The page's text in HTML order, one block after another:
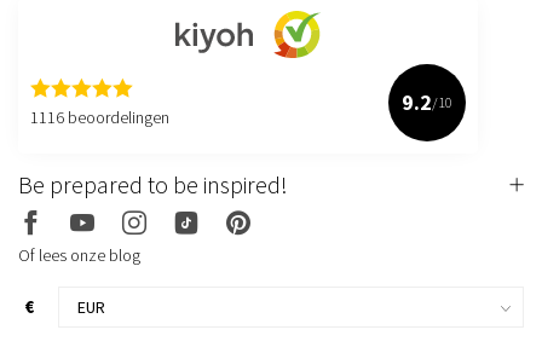
1116 beoordelingen
9.2/10
Be prepared to be inspired!
Of lees onze blog
€